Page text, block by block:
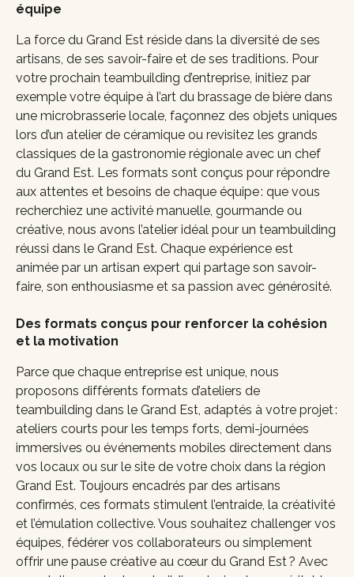
équipe
La force du Grand Est réside dans la diversité de ses
artisans, de ses savoir-faire et de ses traditions. Pour
votre prochain teambuilding d’entreprise, initiez par
exemple votre équipe à l’art du brassage de bière dans
une microbrasserie locale, façonnez des objets uniques
lors d’un atelier de céramique ou revisitez les grands
classiques de la gastronomie régionale avec un chef
du Grand Est. Les formats sont conçus pour répondre
aux attentes et besoins de chaque équipe : que vous
recherchiez une activité manuelle, gourmande ou
créative, nous avons l’atelier idéal pour un teambuilding
réussi dans le Grand Est. Chaque expérience est
animée par un artisan expert qui partage son savoir-
faire, son enthousiasme et sa passion avec générosité.
Des formats conçus pour renforcer la cohésion
et la motivation
Parce que chaque entreprise est unique, nous
proposons différents formats d’ateliers de
teambuilding dans le Grand Est, adaptés à votre projet :
ateliers courts pour les temps forts, demi-journées
immersives ou événements mobiles directement dans
vos locaux ou sur le site de votre choix dans la région
Grand Est. Toujours encadrés par des artisans
confirmés, ces formats stimulent l’entraide, la créativité
et l’émulation collective. Vous souhaitez challenger vos
équipes, fédérer vos collaborateurs ou simplement
offrir une pause créative au cœur du Grand Est ? Avec